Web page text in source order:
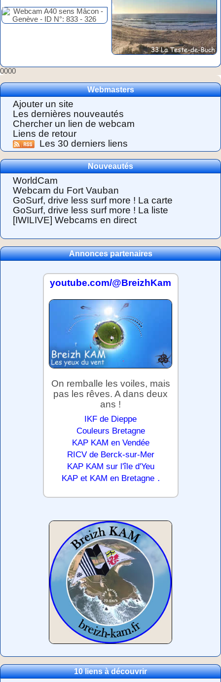
0000
Webmasters
Ajouter un site
Les dernières nouveautés
Chercher un lien de webcam
Liens de retour
Les 30 derniers liens
Nouveautés
WorldCam
Webcam du Fort Vauban
GoSurf, drive less surf more ! La carte
GoSurf, drive less surf more ! La liste
[IWILIVE] Webcams en direct
Annonces partenaires
youtube.com/@BreizhKam
On remballe les voiles, mais
pas les rêves. A dans deux
ans !
IKF de Dieppe
Couleurs Bretagne
KAP KAM en Vendée
RICV de Berck-sur-Mer
KAP KAM sur l'île d'Yeu
KAP et KAM en Bretagne .
10 liens à découvrir